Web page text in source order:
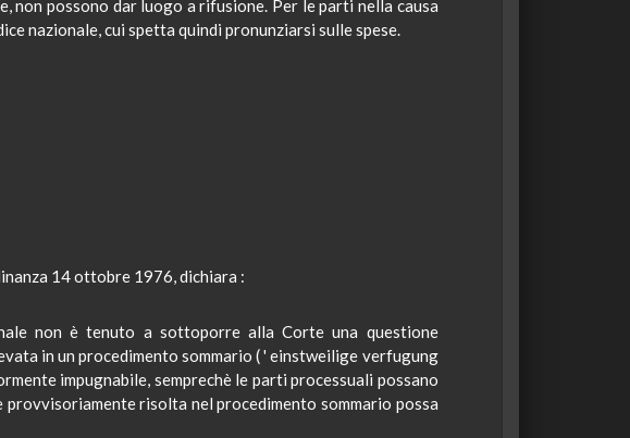
non possono dar luogo a rifusione. Per le parti nella causa
nazionale, cui spetta quindi pronunziarsi sulle spese.
14 ottobre 1976, dichiara :
non è tenuto a sottoporre alla Corte una questione
in un procedimento sommario ( 'einstweilige verfugung
impugnabile, semprechèle parti processuali possano
risolta nel procedimento sommario possa